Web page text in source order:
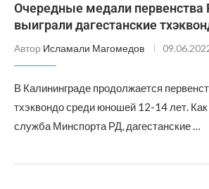
Очередные медали первенства
выиграли дагестанские
Автор Исламали Магомедов
В Калининграде продолжается
тхэквондо среди юношей 12-14 лет.
служба Минспорта РД, дагестанские …